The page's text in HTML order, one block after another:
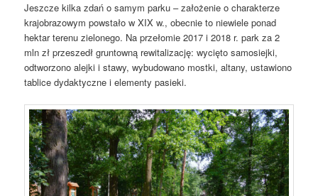
Jeszcze kilka zdań o samym parku – założenie o charakterze
krajobrazowym powstało w XIX w., obecnie to niewiele ponad
hektar terenu zielonego. Na przełomie 2017 i 2018 r. park za 2
mln zł przeszedł gruntowną rewitalizację: wycięto samosiejki,
odtworzono alejki i stawy, wybudowano mostki, altany, ustawiono
tablice dydaktyczne i elementy pasieki.